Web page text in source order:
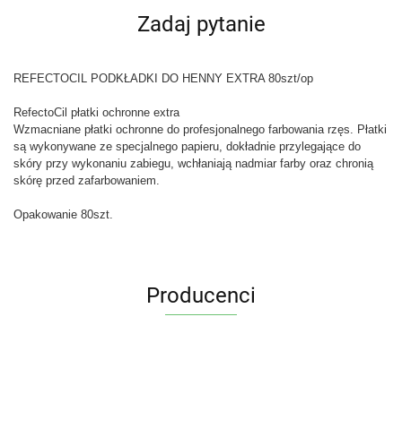
Zadaj pytanie
REFECTOCIL PODKŁADKI DO HENNY EXTRA 80szt/op
RefectoCil płatki ochronne extra
Wzmacniane płatki ochronne do profesjonalnego farbowania rzęs. Płatki
są wykonywane ze specjalnego papieru, dokładnie przylegające do
skóry przy wykonaniu zabiegu, wchłaniają nadmiar farby oraz chronią
skórę przed zafarbowaniem.
Opakowanie 80szt.
Producenci